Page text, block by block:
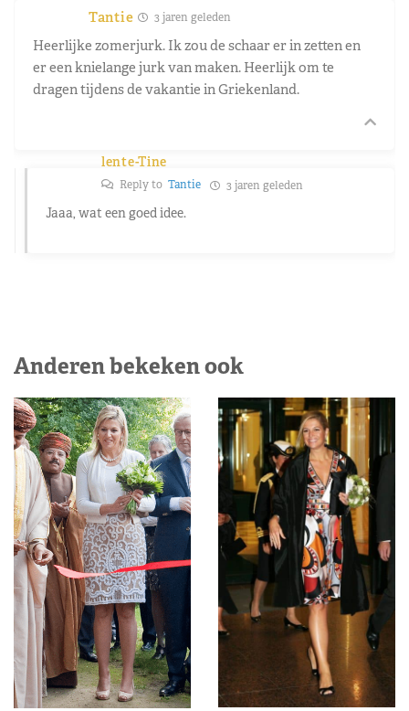
Tantie 3 jaren geleden
Heerlijke zomerjurk. Ik zou de schaar er in zetten en
er een knielange jurk van maken. Heerlijk om te
dragen tijdens de vakantie in Griekenland.
lente-Tine
Reply to Tantie 3 jaren geleden
Jaaa, wat een goed idee.
Anderen bekeken ook